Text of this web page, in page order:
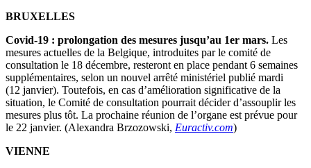
BRUXELLES
Covid-19 : prolongation des mesures jusqu’au 1er mars. Les
mesures actuelles de la Belgique, introduites par le comité de
consultation le 18 décembre, resteront en place pendant 6 semaines
supplémentaires, selon un nouvel arrêté ministériel publié mardi
(12 janvier). Toutefois, en cas d’amélioration significative de la
situation, le Comité de consultation pourrait décider d’assouplir les
mesures plus tôt. La prochaine réunion de l’organe est prévue pour
le 22 janvier. (Alexandra Brzozowski, Euractiv.com)
VIENNE